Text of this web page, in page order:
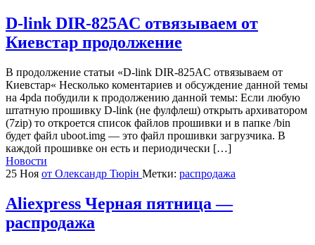
D-link DIR-825AC отвязываем от
Киевстар продолжение
В продолжение статьи «D-link DIR-825AC отвязываем от
Киевстар« Несколько коментариев и обсуждение данной темы
на 4pda побудили к продолжению данной темы: Если любую
штатную прошивку D-link (не фулфлеш) открыть архиватором
(7zip) то откроется список файлов прошивки и в папке /bin
будет файл uboot.img — это файл прошивки загрузчика. В
каждой прошивке он есть и периодически […]
Новости
25 Ноя от Олександр Тюрін Метки: распродажа
Aliexpress Черная пятница —
распродажа